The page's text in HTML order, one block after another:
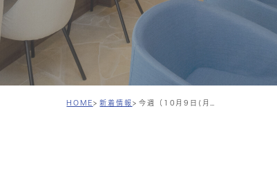
設備紹介
診療時間・アクセス
求人案内
HOME 新着情報